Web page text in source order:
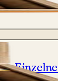
-